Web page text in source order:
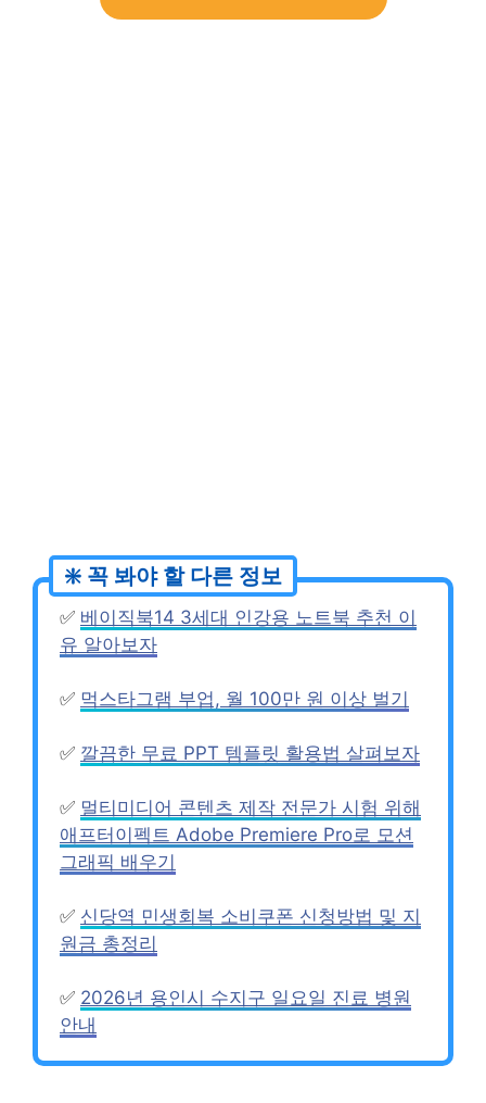
✅ 베이직북14 3세대 인강용 노트북 추천 이
유 알아보자
✅ 먹스타그램 부업, 월 100만 원 이상 벌기
✅ 깔끔한 무료 PPT 템플릿 활용법 살펴보자
✅ 멀티미디어 콘텐츠 제작 전문가 시험 위해
애프터이펙트 Adobe Premiere Pro로 모션
그래픽 배우기
✅ 신당역 민생회복 소비쿠폰 신청방법 및 지
원금 총정리
✅ 2026년 용인시 수지구 일요일 진료 병원
안내